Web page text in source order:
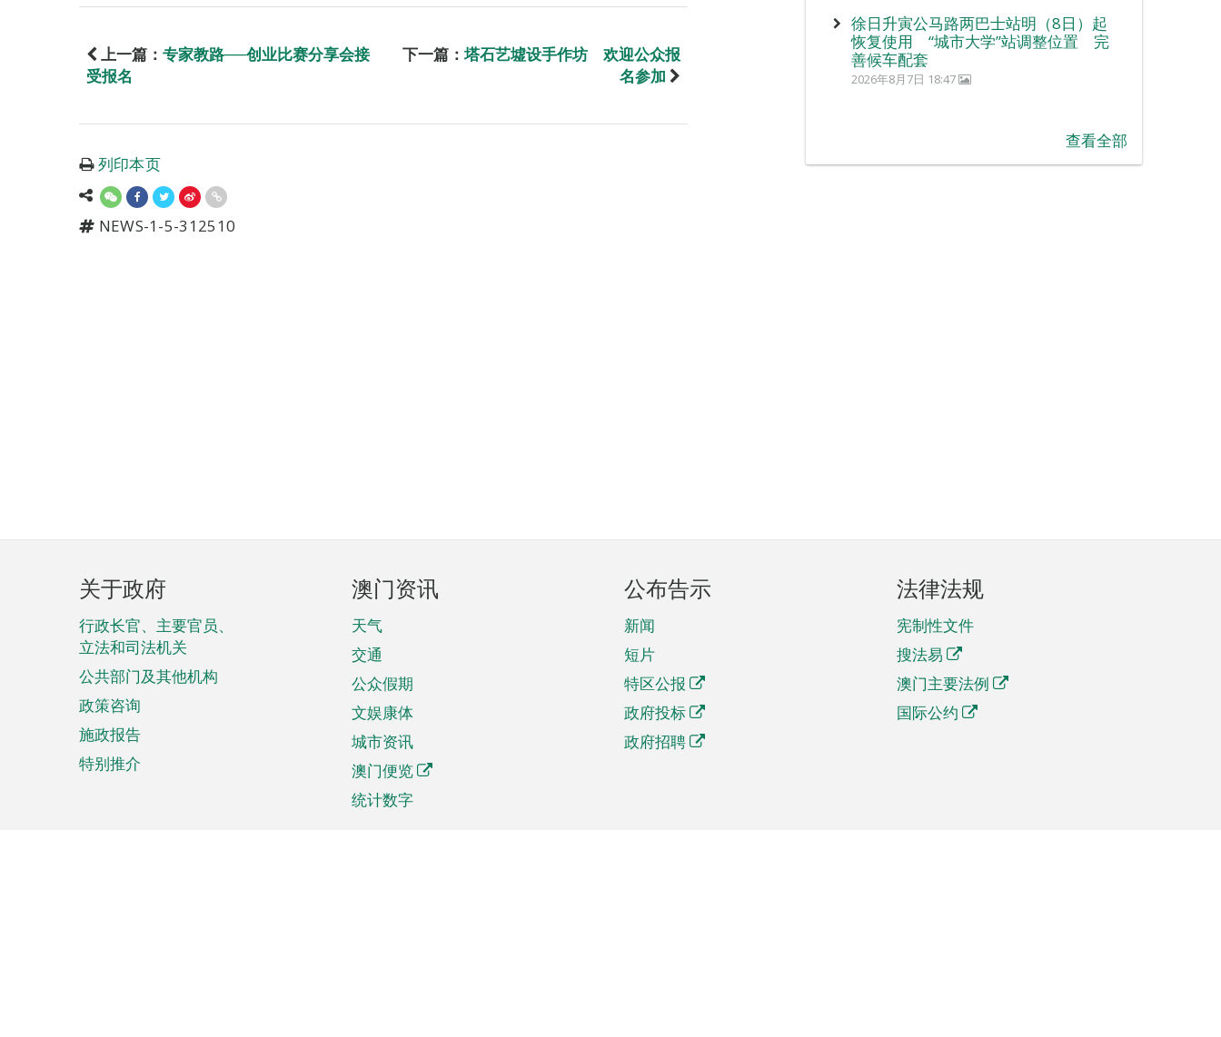
上一篇： 专家教路──创业比赛分享会接
受报名
下一篇： 塔石艺墟设手作坊 欢迎公众报
名参加
列印本页
NEWS-1-5-312510
徐日升寅公马路两巴士站明（8日）起
恢复使用 “城市大学”站调整位置 完
善候车配套
2026年8月7日 18:47
查看全部
页
脚
菜
单
关于政府
行政长官、主要官员、
立法和司法机关
公共部门及其他机构
政策咨询
施政报告
特别推介
澳门资讯
天气
交通
公众假期
文娱康体
城市资讯
澳门便览
统计数字
公布告示
新闻
短片
特区公报
政府投标
政府招聘
法律法规
宪制性文件
搜法易
澳门主要法例
国际公约